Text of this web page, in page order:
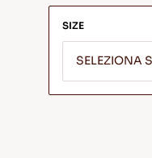
SIZE